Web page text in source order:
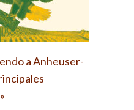
a Anheuser-